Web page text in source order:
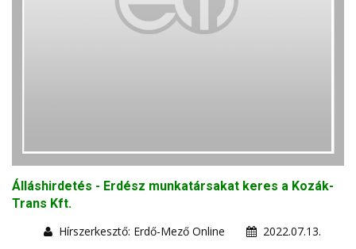
Álláshirdetés - Erdész munkatársakat keres a Kozák-
Trans Kft.
Hírszerkesztő: Erdő-Mező Online
2022.07.13.